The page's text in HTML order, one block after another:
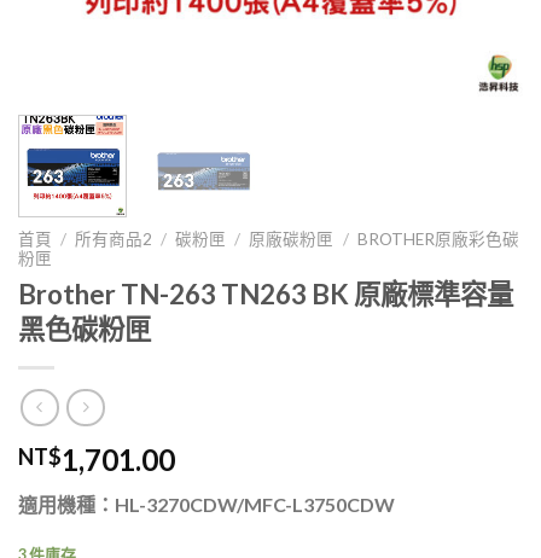
首頁 / 所有商品2 / 碳粉匣 / 原廠碳粉匣 / BROTHER原廠彩色碳
粉匣
Brother TN-263 TN263 BK 原廠標準容量
黑色碳粉匣
NT$1,701.00
適用機種：HL-3270CDW/MFC-L3750CDW